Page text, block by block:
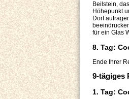
Beilstein,
Höhepunkt
Dorf
für ein Glas
8. Tag:
Ende Ihrer
9-tägiges
1. Tag: